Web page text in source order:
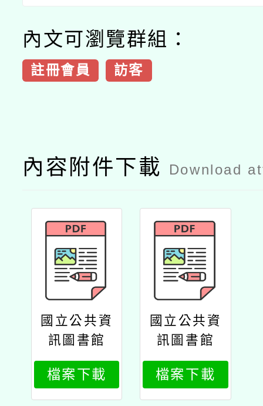
內文可瀏覽群組：
註冊會員 訪客
內容附件下載 Download
國立公共資
訊圖書館
「2025從靈
感到經典—
原創兒童文
檔案下載
國立公共資
訊圖書館
「2025從靈
感到經典—
原創兒童文
檔案下載